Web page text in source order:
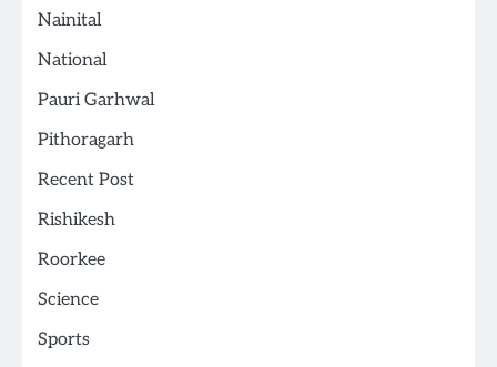
Nainital
National
Pauri Garhwal
Pithoragarh
Recent Post
Rishikesh
Roorkee
Science
Sports